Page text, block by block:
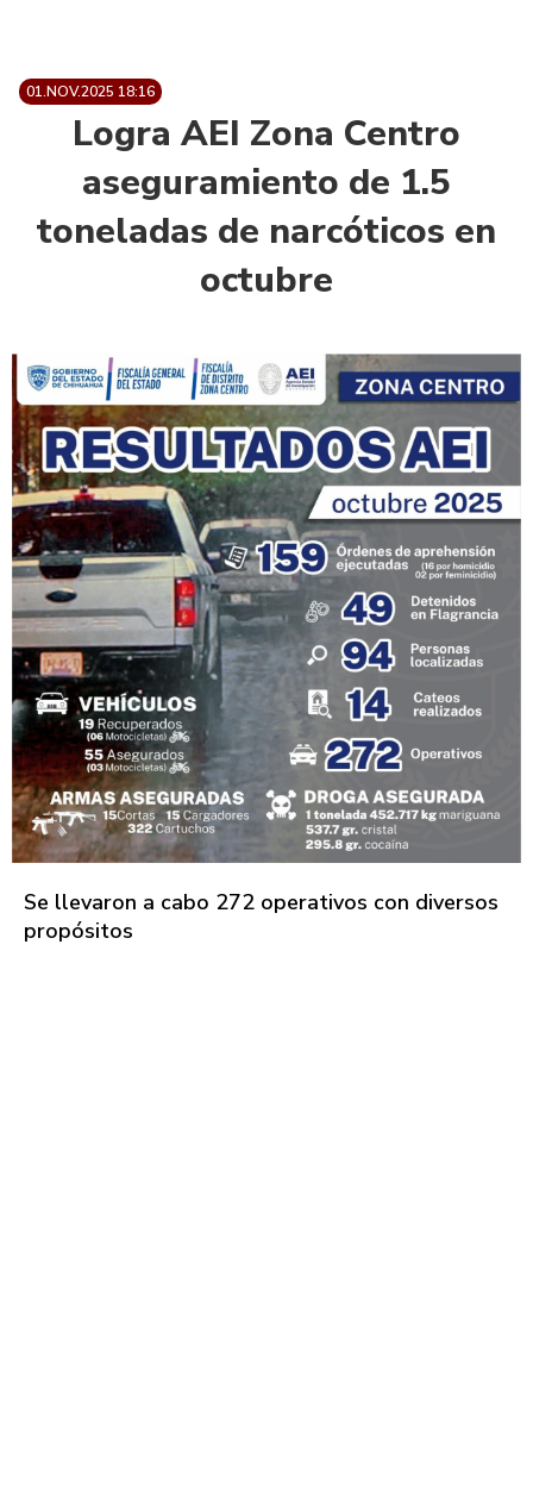
01.NOV.2025 18:16
Logra AEI Zona Centro
aseguramiento de 1.5
toneladas de narcóticos en
octubre
Se llevaron a cabo 272 operativos con diversos
propósitos